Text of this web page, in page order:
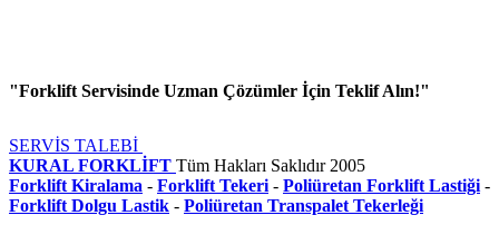
"Forklift Servisinde Uzman Çözümler İçin Teklif Alın!"
SERVİS TALEBİ
KURAL FORKLİFT Tüm Hakları Saklıdır 2005
Forklift Kiralama - Forklift Tekeri - Poliüretan Forklift Lastiği -
Forklift Dolgu Lastik - Poliüretan Transpalet Tekerleği